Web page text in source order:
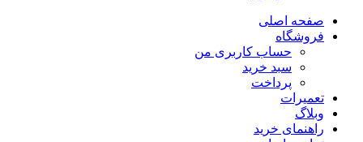
صفحه اصلی
فروشگاه
حساب کاربری من
سبد خرید
پرداخت
تعمیرات
وبلاگ
راهنمای خرید